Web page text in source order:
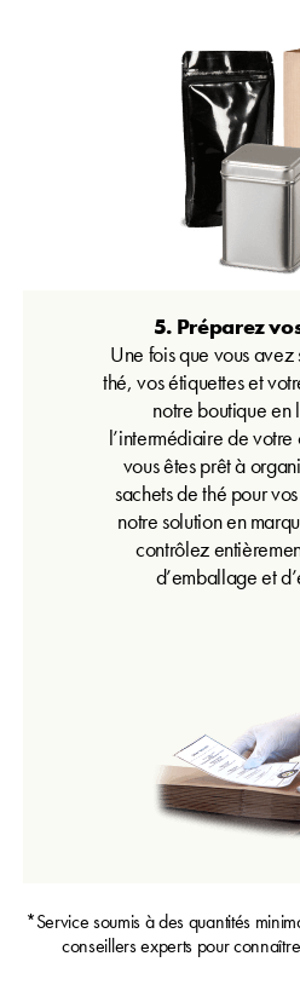
5. Préparez
Une fois que vous
thé, vos étiquettes et
notre boutique en
l’intermédiaire de
vous êtes prêt à
sachets de thé pour
notre solution en
contrôlez
d’emballage et
*Service soumis à des quantités
conseillers experts pour